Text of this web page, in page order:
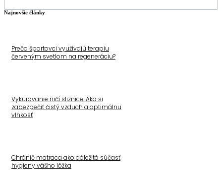
Najnovšie články
Prečo športovci využívajú terapiu
červeným svetlom na regeneráciu?
Vykurovanie ničí sliznice. Ako si
zabezpečiť čistý vzduch a optimálnu
vlhkosť
Chránič matraca ako dôležitá súčasť
hygieny vášho lôžka